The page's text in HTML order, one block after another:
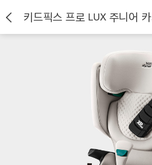
키드픽스 프로 LUX 주니어